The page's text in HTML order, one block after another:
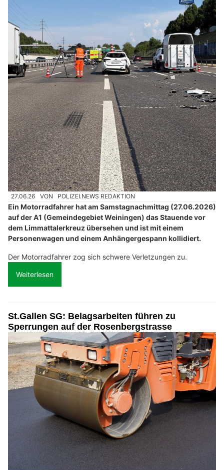
27.06.26 VON POLIZEI.NEWS REDAKTION
Ein Motorradfahrer hat am Samstagnachmittag (27.06.2026)
auf der A1 (Gemeindegebiet Weiningen) das Stauende vor
dem Limmattalerkreuz übersehen und ist mit einem
Personenwagen und einem Anhängergespann kollidiert.
Der Motorradfahrer zog sich schwere Verletzungen zu.
Weiterlesen
St.Gallen SG: Belagsarbeiten führen zu
Sperrungen auf der Rosenbergstrasse